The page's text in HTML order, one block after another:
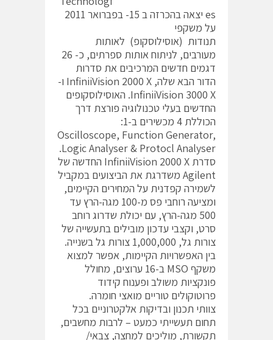
es יצאה בהכרזה ב 15- בפברואר 2011
על משקפי
תנודות (אוסילוסקופ) לאותות
מעורבים, לניתוח אותות ספרתים, כ- 26
דגמים חדשים המרכיבים את סדרות
הדור הבא שלה, InfiniiVision 2000 X ו-
InfiniiVision 3000 X. האוסילוסקופים
החדשים בעלי טכנולוגיה פורצת דרך
הכוללת 4 מכשירים ב-1:
Oscilloscope, Function Generator,
Logic Analyser & Protocl Analyser.
סדרת InfiniiVision 2000 X החדשה של
Agilent משדרגת את הביצועים במקביל
לשמירה קפדנית על המחירים הקיימים,
ומציעה רוחבי פס מ-100 מגה-הרץ עד
500 מגה-הרץ, עם יכולת שדרוג רוחב
סרט, וקצבי עדכון מובילים בתעשייה של
צורות גל, 1,000,000 צורות גל בשנייה.
בין האפשרויות הקיימות, אפשר למצוא
משקף MSO ב-16 ערוצים, מחולל
פונקציות משולב ופענוח קידוד
פרוטוקולים טוריים מואצי חומרה.
צוותי תכנון ובדיקות אלקטרוניים בכל
תחום תעשייתי כמעט – לרבות מחשבים,
תקשורת, מוליכים למחצה, צבאי/